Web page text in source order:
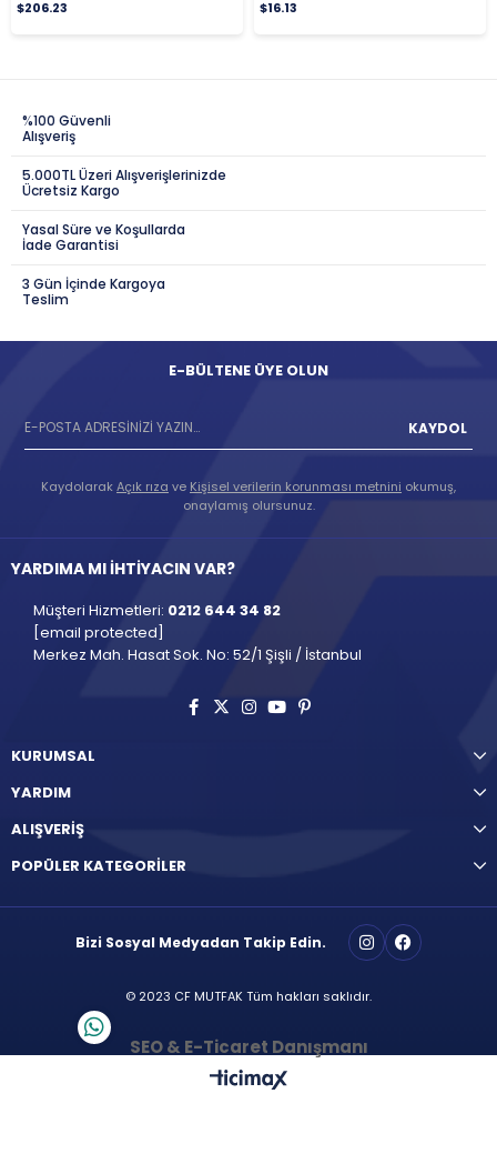
$206.23
$16.13
%100 Güvenli
Alışveriş
5.000TL Üzeri Alışverişlerinizde
Ücretsiz Kargo
Yasal Süre ve Koşullarda
İade Garantisi
3 Gün İçinde Kargoya
Teslim
E-BÜLTENE ÜYE OLUN
KAYDOL
KaydolarakAçık rıza ve Kişisel verilerin korunması metnini okumuş,
onaylamış olursunuz.
YARDIMA MI İHTİYACIN VAR?
Müşteri Hizmetleri: 0212 644 34 82
[email protected]
Merkez Mah. Hasat Sok. No: 52/1 Şişli / İstanbul
KURUMSAL
YARDIM
ALIŞVERİŞ
POPÜLER KATEGORİLER
Bizi Sosyal Medyadan Takip Edin.
© 2023 CF MUTFAK Tüm hakları saklıdır.
SEO & E-Ticaret Danışmanı